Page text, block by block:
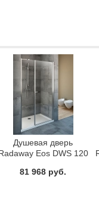
Душевая дверь
Eos DWS 120
81 968 руб.